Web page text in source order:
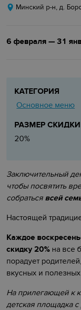
Минский р-н, д.
6 февраля — 31
КАТЕГОРИЯ
Основное меню
РАЗМЕР СКИДКИ
20%
Заключительный
чтобы посвятить
собратьсявсей
Настоящей
Каждое
скидку 20% на все
порадует
вкусных и
На прилегающей к
детская площадка